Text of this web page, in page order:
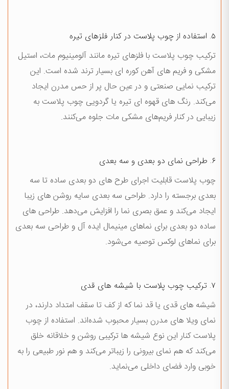
۵. استفاده از چوب پلاست در کنار فلزهای تيره
ترکیب چوب پلاست با فلزهای تیره مانند آلومینیوم مات، استیل
مشکی و فریم های آهن کوره ای بسیار ترند شده است. این
ترکیب نمایی صنعتی و در عین حال پر از حس مدرن ایجاد
می‌کند. رنگ های قهوه ای تیره یا گردویی چوب پلاست به
زیبایی در کنار فریم‌های مشکی مات جلوه می‌کنند.
۶. طراحی نمای دو بعدی و سه بعدی
چوب پلاست قابلیت اجرای طرح های دو بعدی ساده تا سه
بعدی برجسته را دارد. طراحی سه بعدی سایه روشن های زیبا
ایجاد می‌کند و عمق بصری نما را افزایش می‌دهد. طراحی های
ساده دو بعدی برای نماهای مينيمال ایده آل و طراحی سه بعدی
برای نماهای لوکس توصیه می‌شود.
۷. ترکيب چوب پلاست با شيشه های قدی
شیشه های قدی یا قد نما که از کف تا سقف امتداد دارند، در
نمای ویلا های مدرن بسیار محبوب شده‌اند. استفاده از چوب
پلاست کنار این نوع شیشه ها ترکیبی روشن و خلاقانه خلق
می‌کند که هم نمای بیرونی را زیباتر می‌کند و هم نور طبیعی را به
خوبی وارد فضای داخلی می‌نماید.